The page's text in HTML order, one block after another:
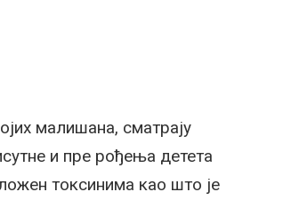
малишана, сматрају
и пре рођења детета
токсинима као што је